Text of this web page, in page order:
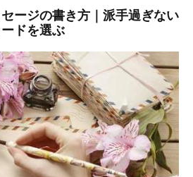
ージの書き方｜派手過ぎない
ドを選ぶ